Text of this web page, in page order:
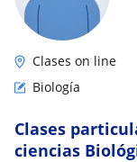
Clases on line
Biología
Clases
ciencias